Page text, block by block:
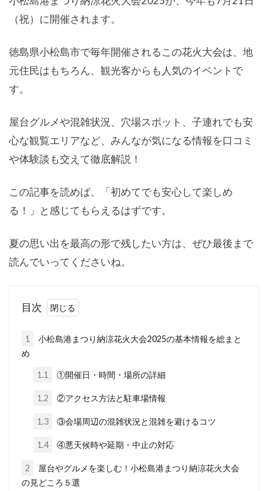
（祝）に開催されます。
徳島県小松島市で毎年開催されるこの花火大会は、地
元住民はもちろん、観光客からも人気のイベントで
す。
屋台グルメや混雑状況、穴場スポット、子連れでも安
心な観覧エリアなど、みんなが気になる情報を口コミ
や体験談も交えて徹底解説！
この記事を読めば、「初めてでも安心して楽しめ
る！」と感じてもらえるはずです。
夏の思い出を最高の形で残したい方は、ぜひ最後まで
読んでいってくださいね。
目次
1
小松島港まつり納涼花火大会2025の基本情報を総まと
め
1.1 ①開催日・時間・場所の詳細
1.2 ②アクセス方法と駐車場情報
1.3 ③会場周辺の混雑状況と混雑を避けるコツ
1.4 ④悪天候時や延期・中止の対応
2
屋台やグルメを楽しむ！小松島港まつり納涼花火大会
の見どころ５選